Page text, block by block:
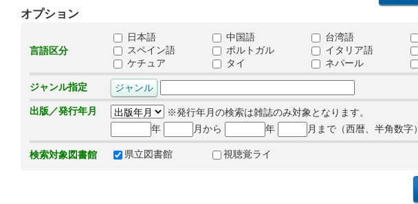
オプション
言語区分
日本語 中国語 台湾語
スペイン語
ポルトガル イタリア語
ケチュア
タイ ネパール
ジャンル指定
出版／発行年月
※発行年月の検索は雑誌のみ対象となります。
年
月から 年 月まで（西暦、半角数字）
検索対象図書館 県立図書館 視聴覚ライ